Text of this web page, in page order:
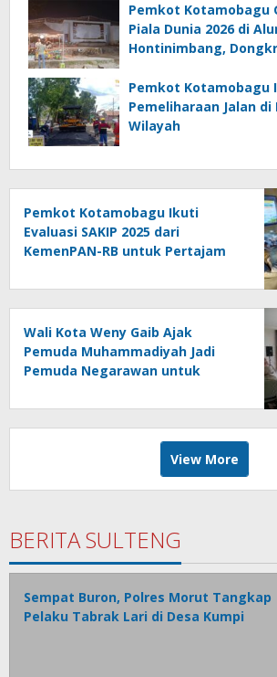
Pemkot Kotamobagu
Piala Dunia 2026 di
Hontinimbang,
Pemkot Kotamobagu
Pemeliharaan Jalan di
Wilayah
Pemkot Kotamobagu Ikuti
Evaluasi SAKIP 2025 dari
KemenPAN-RB untuk Pertajam
Wali Kota Weny Gaib Ajak
Pemuda Muhammadiyah Jadi
Pemuda Negarawan untuk
View More
BERITA SULTENG
Sempat Buron, Polres Morut Tangkap
Pelaku Tabrak Lari di Desa Kumpi